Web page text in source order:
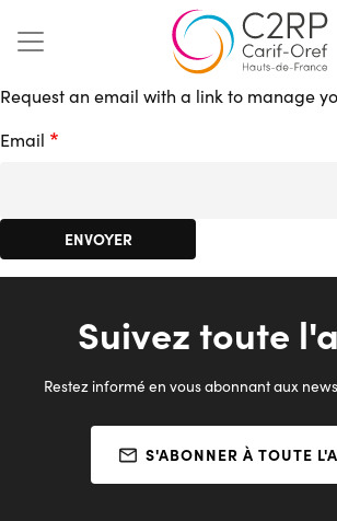
Aller
au
contenu
principal
Request an email with a link to manage
Email
Suivez toute
Restez informé en vous abonnant aux
S'ABONNER À TOUTE